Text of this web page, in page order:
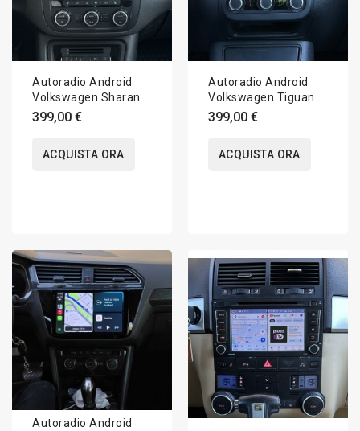
Autoradio Android
Volkswagen Sharan
7N 2010-2022 Apple
CarPlay 10 pollici
399,00 €
ACQUISTA ORA
Autoradio Android
Volkswagen Tiguan
5N 2007-2016 Apple
CarPlay 10 pollici
399,00 €
ACQUISTA ORA
Autoradio Android